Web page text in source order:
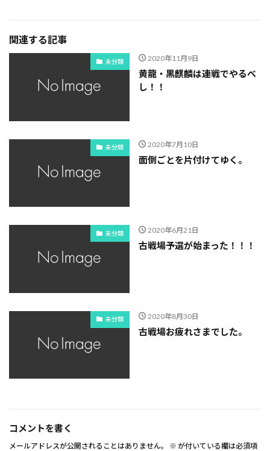
関連する記事
未分類 2020年11月9日
黄龍・黒麒麟は連戦でやるべ
し！！
未分類 2020年7月10日
面倒ごとを片付けてゆく。
未分類 2020年6月21日
古戦場予選が始まった！！！
未分類 2020年8月30日
古戦場お疲れさまでした。
コメントを書く
メールアドレスが公開されることはありません。 ※ が付いている欄は必須項